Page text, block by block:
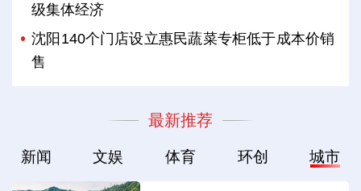
级集体经济
沈阳140个门店设立惠民蔬菜专柜低于成本价销
售
最新推荐
新闻 文娱 体育 环创 城市